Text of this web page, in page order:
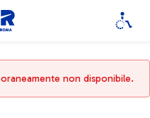
non disponibile.